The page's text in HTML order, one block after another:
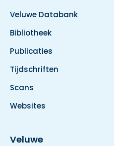
Veluwe Databank
Bibliotheek
Publicaties
Tijdschriften
Scans
Websites
Veluwe